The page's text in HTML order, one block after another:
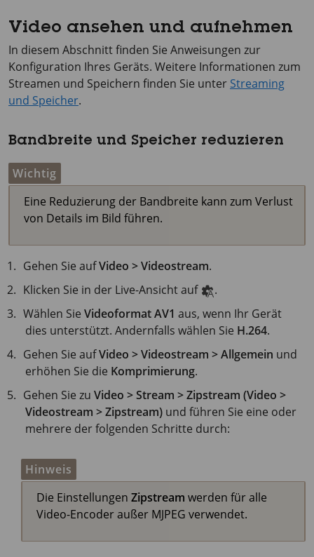
Video ansehen und aufnehmen
In diesem Abschnitt finden Sie Anweisungen zur
Konfiguration Ihres Geräts. Weitere Informationen zum
Streamen und Speichern finden Sie unter Streaming
und Speicher.
Bandbreite und Speicher reduzieren
Wichtig
Eine Reduzierung der Bandbreite kann zum Verlust
von Details im Bild führen.
Gehen Sie aufVideo > Videostream.
Klicken Sie in der Live-Ansicht auf
.
Wählen SieVideoformatAV1 aus, wenn Ihr Gerät
dies unterstützt. Andernfalls wählen Sie H.264.
Gehen Sie aufVideo > Videostream > Allgemein und
erhöhen Sie die Komprimierung.
Gehen Sie zuVideo > Stream > Zipstream (Video >
Videostream > Zipstream) und führen Sie eine oder
mehrere der folgenden Schritte durch:
Hinweis
Die Einstellungen Zipstream werden für alle
Video-Encoder außer MJPEG verwendet.